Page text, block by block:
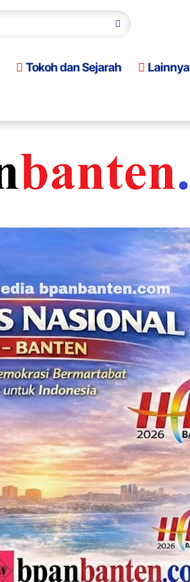
Tokoh dan Sejarah Lainnya